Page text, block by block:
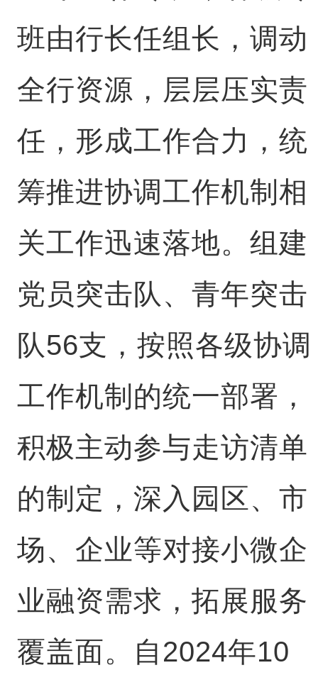
班由行长任组长，调动
全行资源，层层压实责
任，形成工作合力，统
筹推进协调工作机制相
关工作迅速落地。组建
党员突击队、青年突击
队56支，按照各级协调
工作机制的统一部署，
积极主动参与走访清单
的制定，深入园区、市
场、企业等对接小微企
业融资需求，拓展服务
覆盖面。自2024年10